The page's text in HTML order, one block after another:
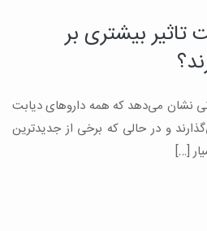
تاثیر بیشتری بر
نشان می‌دهد که همه داروهای دیابت
و در حالی که برخی از جدیدترین
[…]